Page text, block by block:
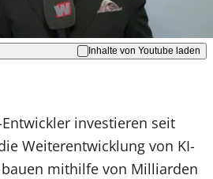
Akzeptieren
Inhalte von Youtube laden
investieren seit
Weiterentwicklung von KI-
mithilfe von Milliarden